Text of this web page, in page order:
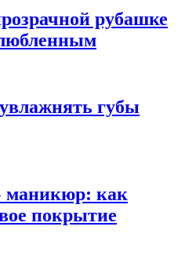
рубашке
губы
маникюр: как
покрытие